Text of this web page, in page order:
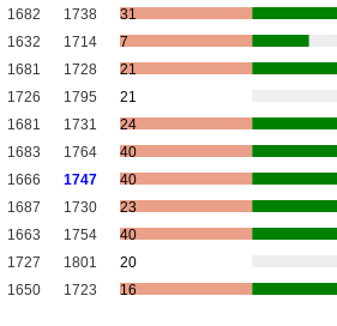
1682 1738
31
1632 1714
7
1681 1728
21
1726 1795
21
1681 1731
24
1683 1764
40
1666 1747
40
1687 1730
23
1663 1754
40
1727 1801
20
1650 1723 16